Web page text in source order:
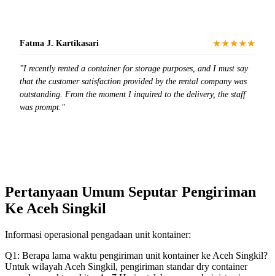
Fatma J. Kartikasari ★★★★★
"I recently rented a container for storage purposes, and I must say
that the customer satisfaction provided by the rental company was
outstanding. From the moment I inquired to the delivery, the staff
was prompt."
Pertanyaan Umum Seputar Pengiriman
Ke Aceh Singkil
Informasi operasional pengadaan unit kontainer:
Q1: Berapa lama waktu pengiriman unit kontainer ke Aceh Singkil?
Untuk wilayah Aceh Singkil, pengiriman standar dry container